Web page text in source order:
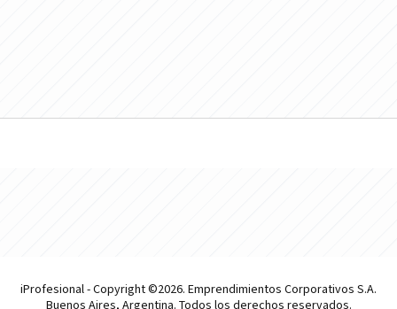
iProfesional - Copyright ©2026. Emprendimientos Corporativos S.A.
Buenos Aires, Argentina. Todos los derechos reservados.